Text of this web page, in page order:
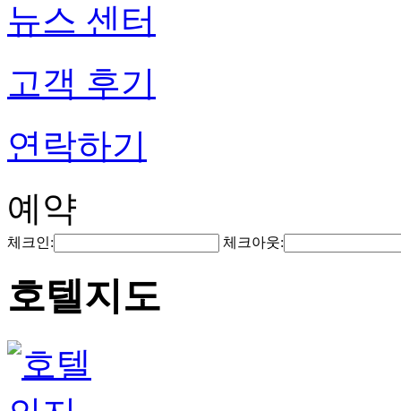
뉴스 센터
고객 후기
연락하기
예약
체크인: 체크아웃:
호텔지도